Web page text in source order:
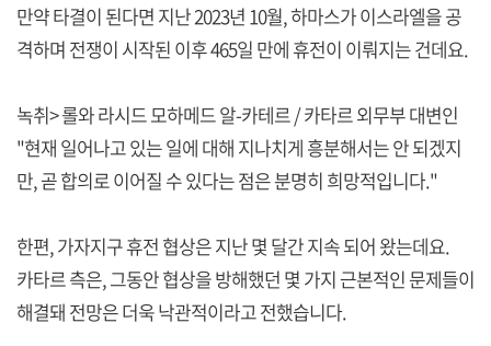
만약 타결이 된다면 지난 2023년 10월, 하마스가 이스라엘을 공
격하며 전쟁이 시작된 이후 465일 만에 휴전이 이뤄지는 건데요.
녹취> 롤와 라시드 모하메드 알-카테르 / 카타르 외무부 대변인
"현재 일어나고 있는 일에 대해 지나치게 흥분해서는 안 되겠지
만, 곧 합의로 이어질 수 있다는 점은 분명히 희망적입니다."
한편, 가자지구 휴전 협상은 지난 몇 달간 지속 되어 왔는데요.
카타르 측은, 그동안 협상을 방해했던 몇 가지 근본적인 문제들이
해결돼 전망은 더욱 낙관적이라고 전했습니다.